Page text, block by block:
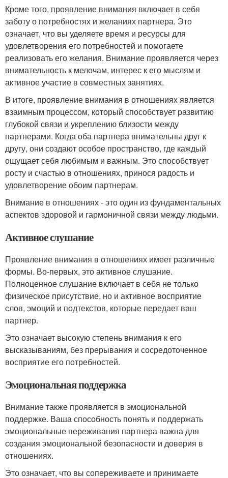
Кроме того, проявление внимания включает в себя
заботу о потребностях и желаниях партнера. Это
означает, что вы уделяете время и ресурсы для
удовлетворения его потребностей и помогаете
реализовать его желания. Внимание проявляется через
внимательность к мелочам, интерес к его мыслям и
активное участие в совместных занятиях.
В итоге, проявление внимания в отношениях является
взаимным процессом, который способствует развитию
глубокой связи и укреплению близости между
партнерами. Когда оба партнера внимательны друг к
другу, они создают особое пространство, где каждый
ощущает себя любимым и важным. Это способствует
росту и счастью в отношениях, принося радость и
удовлетворение обоим партнерам.
Внимание в отношениях - это один из фундаментальных
аспектов здоровой и гармоничной связи между людьми.
Активное слушание
Проявление внимания в отношениях имеет различные
формы. Во-первых, это активное слушание.
Полноценное слушание включает в себя не только
физическое присутствие, но и активное восприятие
слов, эмоций и подтекстов, которые передает ваш
партнер.
Это означает высокую степень внимания к его
высказываниям, без прерывания и сосредоточенное
восприятие его потребностей.
Эмоциональная поддержка
Внимание также проявляется в эмоциональной
поддержке. Ваша способность понять и поддержать
эмоциональные переживания партнера важна для
создания эмоциональной безопасности и доверия в
отношениях.
Это означает, что вы сопереживаете и принимаете